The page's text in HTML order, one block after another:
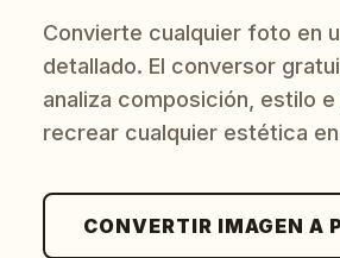
Convierte cualquier foto en
detallado. El conversor
analiza composición, estilo e
recrear cualquier estética
CONVERTIR IMAGEN A